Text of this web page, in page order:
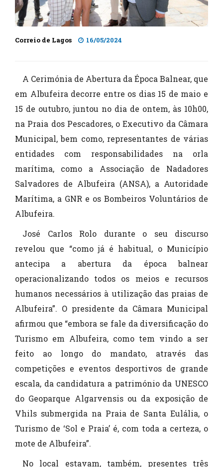
Correio de Lagos 16/05/2024
A Cerimónia de Abertura da Época Balnear, que
em Albufeira decorre entre os dias 15 de maio e
15 de outubro, juntou no dia de ontem, às 10h00,
na Praia dos Pescadores, o Executivo da Câmara
Municipal, bem como, representantes de várias
entidades com responsabilidades na orla
marítima, como a Associação de Nadadores
Salvadores de Albufeira (ANSA), a Autoridade
Marítima, a GNR e os Bombeiros Voluntários de
Albufeira.
José Carlos Rolo durante o seu discurso
revelou que “como já é habitual, o Município
antecipa a abertura da época balnear
operacionalizando todos os meios e recursos
humanos necessários à utilização das praias de
Albufeira”. O presidente da Câmara Municipal
afirmou que “embora se fale da diversificação do
Turismo em Albufeira, como tem vindo a ser
feito ao longo do mandato, através das
competições e eventos desportivos de grande
escala, da candidatura a património da UNESCO
do Geoparque Algarvensis ou da exposição de
Vhils submergida na Praia de Santa Eulália, o
Turismo de ‘Sol e Praia’ é, com toda a certeza, o
mote de Albufeira”.
No local estavam, também, presentes três